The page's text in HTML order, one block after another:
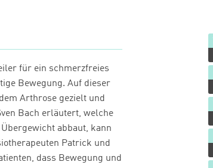
für ein schmerzfreies
Bewegung. Auf dieser
Arthrose gezielt und
Bach erläutert, welche
abbaut, kann
Patrick und
dass Bewegung und